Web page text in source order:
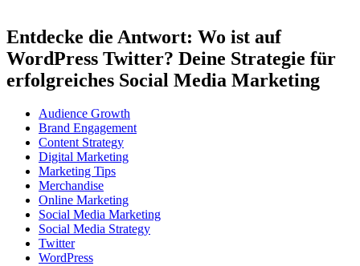
Entdecke die Antwort: Wo ist auf
WordPress Twitter? Deine Strategie für
erfolgreiches Social Media Marketing
Audience Growth
Brand Engagement
Content Strategy
Digital Marketing
Marketing Tips
Merchandise
Online Marketing
Social Media Marketing
Social Media Strategy
Twitter
WordPress